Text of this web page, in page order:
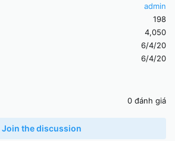
admin
198
4,050
6/4/20
6/4/20
0 đánh giá
Join the discussion